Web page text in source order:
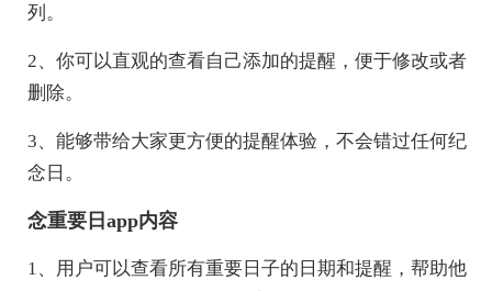
列。
2、你可以直观的查看自己添加的提醒，便于修改或者
删除。
3、能够带给大家更方便的提醒体验，不会错过任何纪
念日。
念重要日app内容
1、用户可以查看所有重要日子的日期和提醒，帮助他